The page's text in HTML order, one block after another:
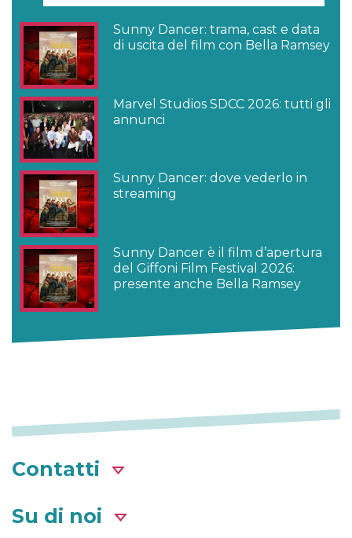
Sunny Dancer: trama, cast e data
di uscita del film con Bella Ramsey
Marvel Studios SDCC 2026: tutti gli
annunci
Sunny Dancer: dove vederlo in
streaming
Sunny Dancer è il film d’apertura
del Giffoni Film Festival 2026:
presente anche Bella Ramsey
Contatti
Su di noi